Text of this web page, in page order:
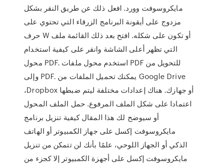
مايكروسوفت وورد. افعل ذلك عن طريق النقر بشكل
مزدوج على أيقونة البرنامج الزرقاء التي تحتوي على
حرف W أو تكون على شكله. افتح بعد ذلك القائمة ملف
التي تظهر أعلى الشاشة وانقر على كيفية استخدام
محول PDF. استخدم محول ملفات PDF للتحويل من
وإلى PDF. يمكنك تحميل الملفات من Google Drive
،Dropbox أو جهازك. هناك إعدادات مختلفة ليتم ضبطها
اعتمادا على شكل الملف المرفوع. حمل الملف المحول
أو سيوضح لك هذا المقال كيفية تنزيل برنامج
مايكروسوفت إكسل على جهاز الكمبيوتر أو الهاتف
الذكي أو الجهاز اللوحي، علمًا بأنك لن تتمكن من تنزيل
مايكروسوفت إكسل على أجهزة الكمبيوتر إلا كجزء من